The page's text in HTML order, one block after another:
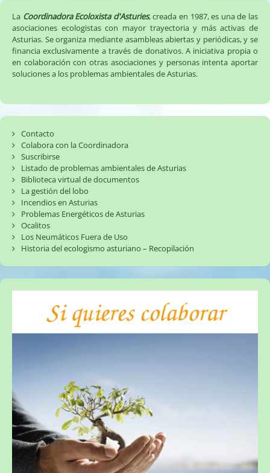
La Coordinadora Ecoloxista d'Asturies, creada en 1987, es una de las
asociaciones ecologistas con mayor trayectoria y más activas de
Asturias. Se organiza mediante asambleas abiertas y periódicas, y se
financia exclusivamente a través de donativos. A iniciativa propia o
en colaboración con otras asociaciones y personas intenta aportar
soluciones a los problemas ambientales de Asturias.
Contacto
Colabora con la Coordinadora
Suscribirse
Listado de problemas ambientales de Asturias
Biblioteca virtual de documentos
La gestión del lobo
Incendios en Asturias
Problemas Energéticos de Asturias
Ocalitos
Los Neumáticos Fuera de Uso
Historia del ecologismo asturiano – Recopilación